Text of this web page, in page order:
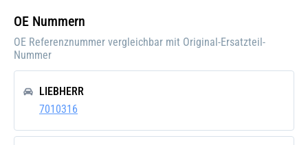
anderen Verunreinigungen, die die
Leistung und Sicherheit des
Bremssystems beeinträchtigen könnten.
MANN-FILTER bietet mit diesem Filter
eine Lösung, die eine konstant hohe
Bremsleistung gewährleistet und
OE Nummern
OE Referenznummer vergleichbar mit Original-Ersatzteil-
Nummer
LIEBHERR
7010316